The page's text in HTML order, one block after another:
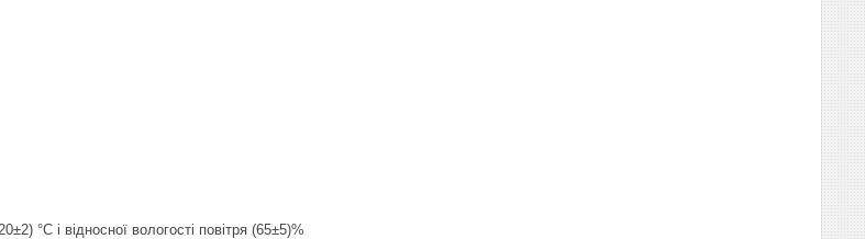
°C і відносної вологості повітря (65±5)%